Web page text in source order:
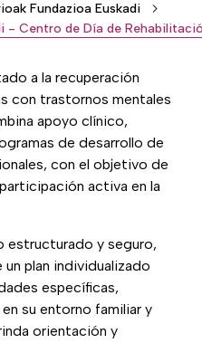
Fundazioa Euskadi
a la recuperación
con trastornos mentales
apoyo clínico,
de desarrollo de
con el objetivo de
activa en la
estructurado y seguro,
plan individualizado
específicas,
su entorno familiar y
orientación y